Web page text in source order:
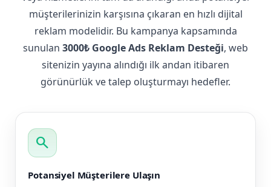
müşterilerinizin karşısına çıkaran en hızlı dijital
reklam modelidir. Bu kampanya kapsamında
sunulan 3000₺ Google Ads Reklam Desteği, web
sitenizin yayına alındığı ilk andan itibaren
görünürlük ve talep oluşturmayı hedefler.
search
Potansiyel Müşterilere Ulaşın